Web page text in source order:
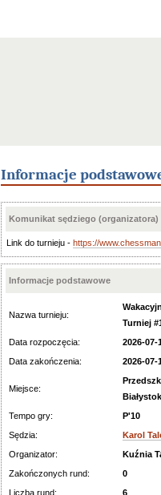
Informacje
Komunikat sędziego (organizatora)
Link do turnieju - https://
Informacje podstawowe
Nazwa turnieju:
Turniej
Data rozpoczęcia:
2026-07-
Data zakończenia:
2026-07-
Miejsce:
Białystok
Tempo gry:
P'10
Sędzia:
Karol
Organizator:
Kuźnia
Zakończonych rund:
0
Liczba rund:
6